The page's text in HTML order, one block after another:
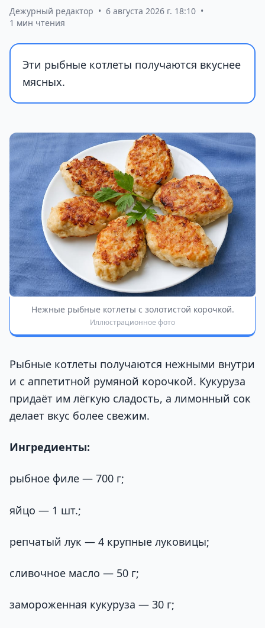
Дежурный редактор • 6 августа 2026 г. 18:10 •
1 мин чтения
Эти рыбные котлеты получаются вкуснее
мясных.
Нежные рыбные котлеты с золотистой корочкой.
Иллюстрационное фото
Рыбные котлеты получаются нежными внутри
и с аппетитной румяной корочкой. Кукуруза
придаёт им лёгкую сладость, а лимонный сок
делает вкус более свежим.
Ингредиенты:
рыбное филе — 700 г;
яйцо — 1 шт.;
репчатый лук — 4 крупные луковицы;
сливочное масло — 50 г;
замороженная кукуруза — 30 г;